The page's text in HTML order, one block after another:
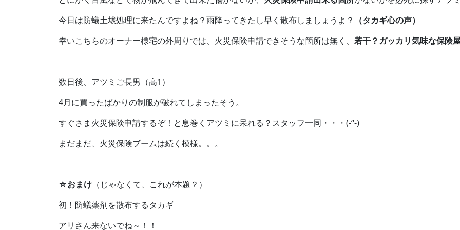
今日は防蟻土壌処理に来たんですよね？雨降ってきたし早く散布しましょうよ？
（タカギ心の声）
幸いこちらのオーナー様宅の外周りでは、火災保険申請できそうな箇所は無く、 若干？ガッカリ気味な保険
数日後、アツミご長男（高1）
4月に買ったばかりの制服が破れてしまったそう。
すぐさま火災保険申請するぞ！と息巻くアツミに呆れる？スタッフ一同・・・(-“-)
まだまだ、火災保険ブームは続く模様。。。
☆おまけ （じゃなくて、これが本題？）
初！防蟻薬剤を散布するタカギ
アリさん来ないでね～！！